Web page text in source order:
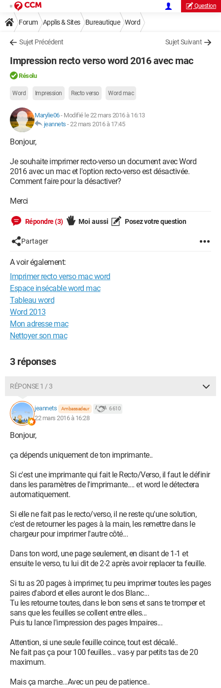
Question
Forum Applis & Sites Bureautique Word
Sujet Précédent Sujet Suivant
Impression recto verso word 2016 avec mac
Résolu
Word Impression Recto verso Word mac
Marylie06- Modifié le 22 mars 2016 à 16:13
jeannets -22 mars 2016 à 17:45
Bonjour,
Je souhaite imprimer recto-verso un document avec Word
2016 avec un mac et l'option recto-verso est désactivée.
Comment faire pour la désactiver?
Merci
Répondre (3) Moi aussi Posez votre question
Partager
A voir également:
Imprimer recto verso mac word
Espace insécable word mac
Tableau word
Word 2013
Mon adresse mac
Nettoyer son mac
3 réponses
RÉPONSE 1 / 3
jeannets Ambassadeur 6 610
22 mars 2016 à 16:28
Bonjour,
ça dépends uniquement de ton imprimante..
Si c'est une imprimante qui fait le Recto/Verso, il faut le définir
dans les paramètres de l'imprimante.... et word le détectera
automatiquement.
Si elle ne fait pas le recto/verso, il ne reste qu'une solution,
c'est de retourner les pages à la main, les remettre dans le
chargeur pour imprimer l'autre côté...
Dans ton word, une page seulement, en disant de 1-1 et
ensuite le verso, tu lui dit de 2-2 après avoir replacer ta feuille.
Si tu as 20 pages à imprimer, tu peu imprimer toutes les pages
paires d'abord et elles auront le dos Blanc...
Tu les retourne toutes, dans le bon sens et sans te tromper et
sans que les feuilles se collent entre elles...
Puis tu lance l'impression des pages Impaires...
Attention, si une seule feuille coince, tout est décalé..
Ne fait pas ça pour 100 feuilles... vas-y par petits tas de 20
maximum.
Mais ça marche...Avec un peu de patience..